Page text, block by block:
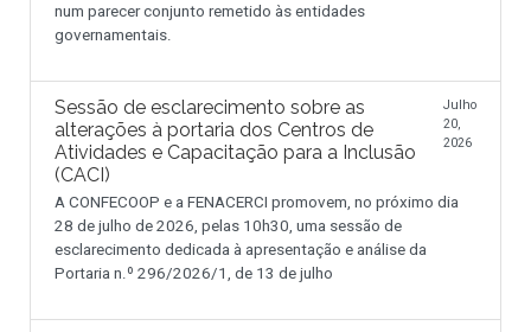
num parecer conjunto remetido às entidades
governamentais.
Sessão de esclarecimento sobre as
alterações à portaria dos Centros de
Atividades e Capacitação para a Inclusão
(CACI)
Julho
20,
2026
A CONFECOOP e a FENACERCI promovem, no próximo dia
28 de julho de 2026, pelas 10h30, uma sessão de
esclarecimento dedicada à apresentação e análise da
Portaria n.º 296/2026/1, de 13 de julho